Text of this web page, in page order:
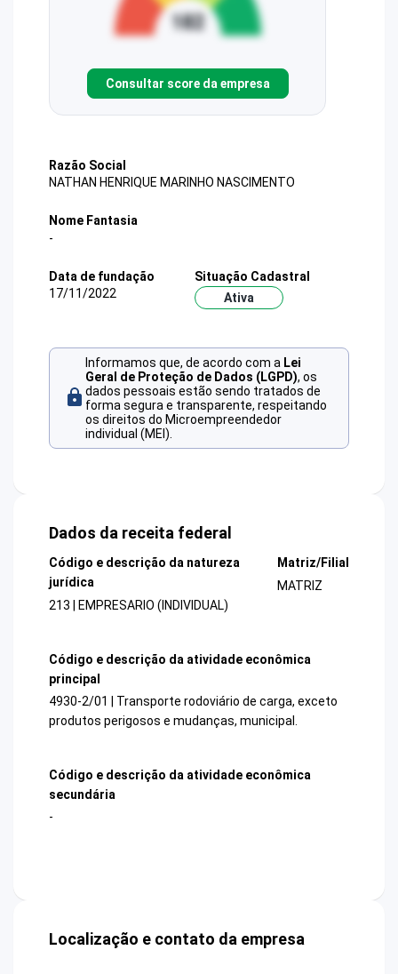
Consultar score da empresa
Razão Social
NATHAN HENRIQUE MARINHO NASCIMENTO
Nome Fantasia
-
Data de fundação
17/11/2022
Situação Cadastral
Ativa
Informamos que, de acordo com a Lei
Geral de Proteção de Dados (LGPD), os
dados pessoais estão sendo tratados de
forma segura e transparente, respeitando
os direitos do Microempreendedor
individual (MEI).
Dados da receita federal
Código e descrição da natureza
jurídica
213 | EMPRESARIO (INDIVIDUAL)
Matriz/Filial
MATRIZ
Código e descrição da atividade econômica
principal
4930-2/01 | Transporte rodoviário de carga, exceto
produtos perigosos e mudanças, municipal.
Código e descrição da atividade econômica
secundária
-
Localização e contato da empresa